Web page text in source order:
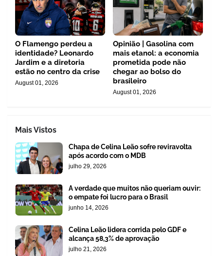
O Flamengo perdeu a
identidade? Leonardo
Jardim e a diretoria
estão no centro da crise
August 01, 2026
Opinião | Gasolina com
mais etanol: a economia
prometida pode não
chegar ao bolso do
brasileiro
August 01, 2026
Mais Vistos
Chapa de Celina Leão sofre reviravolta
após acordo com o MDB
julho 29, 2026
A verdade que muitos não queriam ouvir:
o empate foi lucro para o Brasil
junho 14, 2026
Celina Leão lidera corrida pelo GDF e
alcança 58,3% de aprovação
julho 21, 2026